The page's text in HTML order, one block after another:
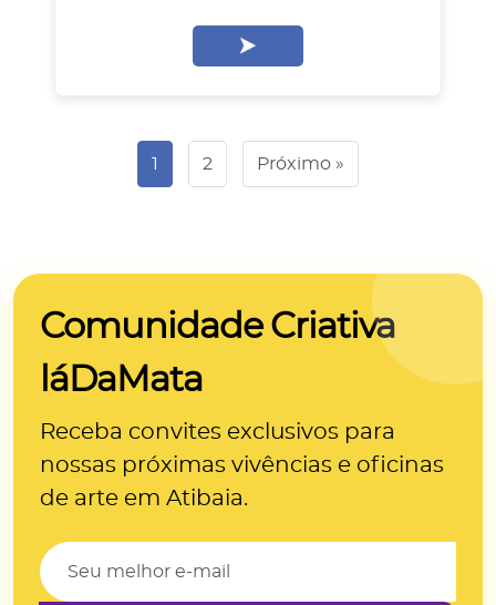
1 2 Próximo »
Comunidade Criativa
láDaMata
Receba convites exclusivos para
nossas próximas vivências e oficinas
de arte em Atibaia.